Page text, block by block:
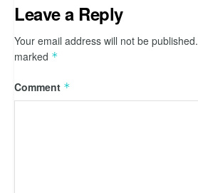
Leave a Reply
Your email address will not be published.
marked *
Comment *